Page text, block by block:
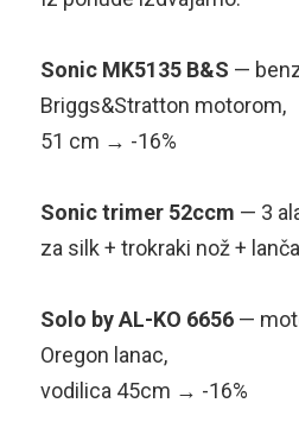
Sonic MK5135 B&S —
Briggs&Stratton motorom,
51 cm → -16%
Sonic trimer 52ccm — 3
za silk + trokraki nož +
Solo by AL-KO 6656 —
Oregon lanac,
vodilica 45cm → -16%